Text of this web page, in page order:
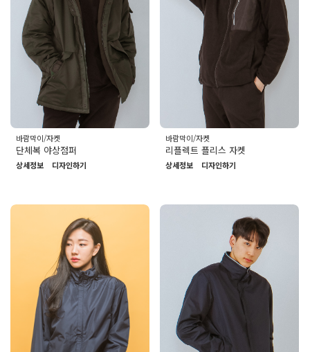
바람막이/자켓
단체복 야상점퍼
상세정보 디자인하기
바람막이/자켓
리플렉트 플리스 자켓
상세정보 디자인하기